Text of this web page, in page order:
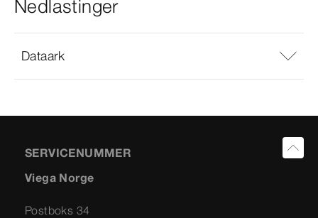
Nedlastinger
Dataark
SERVICENUMMER
Viega Norge
Postboks 34